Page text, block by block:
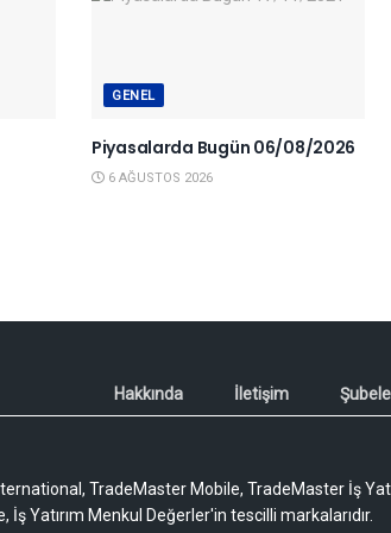
GENEL
Piyasalarda Bugün 06/08/2026
6 AĞUSTOS 2026
Hakkında İletişim
TradeMaster Mobile, TradeMaster İş
İş Yatırım Menkul Değerler'in tescilli markalarıdır.